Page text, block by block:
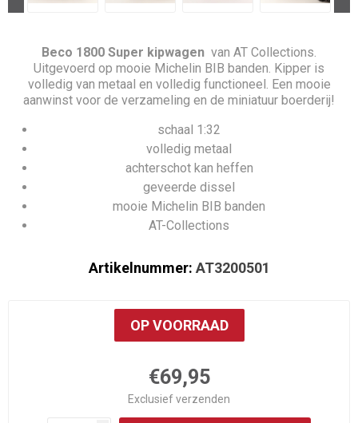
Beco 1800 Super kipwagen van AT Collections.
Uitgevoerd op mooie Michelin BIB banden. Kipper is
volledig van metaal en volledig functioneel. Een mooie
aanwinst voor de verzameling en de miniatuur boerderij!
schaal 1:32
volledig metaal
achterschot kan heffen
geveerde dissel
mooie Michelin BIB banden
AT-Collections
Artikelnummer: AT3200501
OP VOORRAAD
€69,95
Exclusiefverzenden